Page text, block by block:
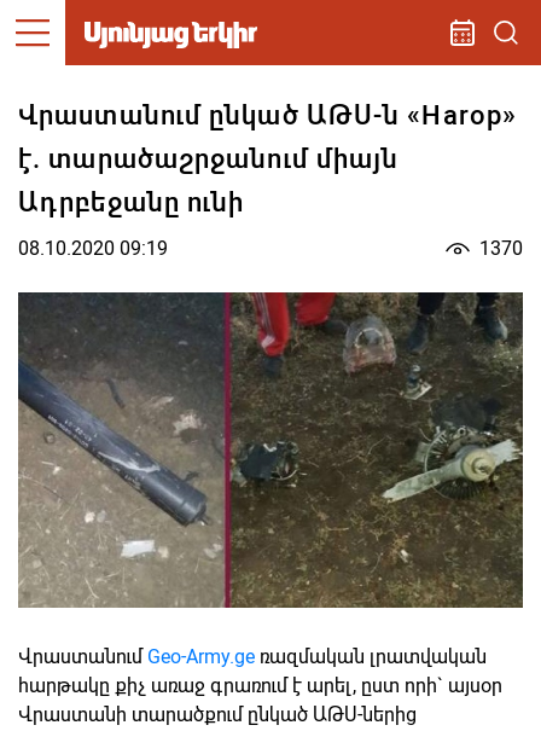
Վրաստանում ընկած ԱԹՍ-ն «Harop»
է. տարածաշրջանում միայն
Ադրբեջանը ունի
08.10.2020 09:19 1370
Վրաստանում Geo-Army.ge ռազմական լրատվական
հարթակը քիչ առաջ գրառում է արել, ըստ որի` այսօր
Վրաստանի տարածքում ընկած ԱԹՍ-ներից